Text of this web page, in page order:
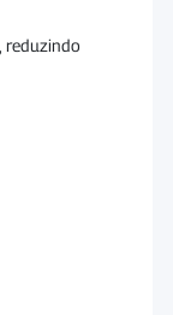
, reduzindo